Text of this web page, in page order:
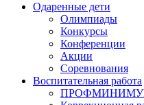
Одаренные дети
Олимпиады
Конкурсы
Конференции
Акции
Соревнования
Воспитательная работа